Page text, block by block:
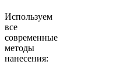
Используем
все
современные
методы
нанесения: